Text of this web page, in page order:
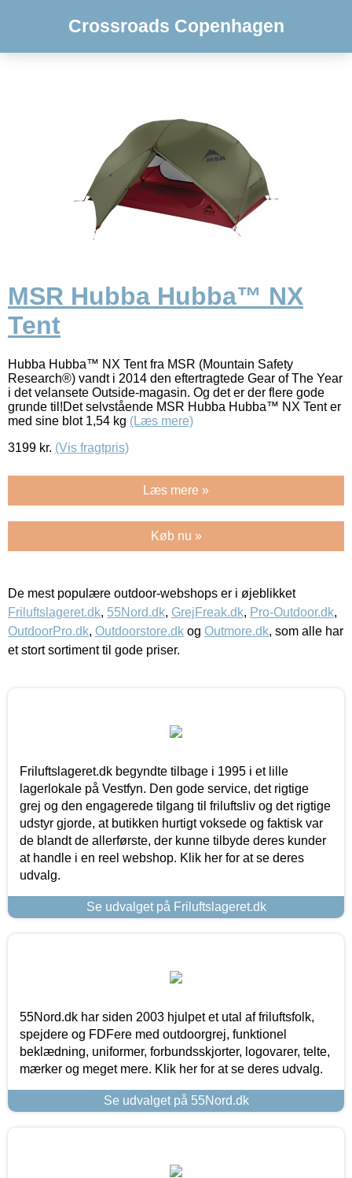
Crossroads Copenhagen
MSR Hubba Hubba™ NX
Tent
Hubba Hubba™ NX Tent fra MSR (Mountain Safety
Research®) vandt i 2014 den eftertragtede Gear of The Year
i det velansete Outside-magasin. Og det er der flere gode
grunde til!Det selvstående MSR Hubba Hubba™ NX Tent er
med sine blot 1,54 kg (Læs mere)
3199 kr. (Vis fragtpris)
Læs mere »
Køb nu »
De mest populære outdoor-webshops er i øjeblikket
Friluftslageret.dk, 55Nord.dk, GrejFreak.dk, Pro-Outdoor.dk,
OutdoorPro.dk, Outdoorstore.dk og Outmore.dk, som alle har
et stort sortiment til gode priser.
Friluftslageret.dk begyndte tilbage i 1995 i et lille
lagerlokale på Vestfyn. Den gode service, det rigtige
grej og den engagerede tilgang til friluftsliv og det rigtige
udstyr gjorde, at butikken hurtigt voksede og faktisk var
de blandt de allerførste, der kunne tilbyde deres kunder
at handle i en reel webshop. Klik her for at se deres
udvalg.
Se udvalget på Friluftslageret.dk
55Nord.dk har siden 2003 hjulpet et utal af friluftsfolk,
spejdere og FDFere med outdoorgrej, funktionel
beklædning, uniformer, forbundsskjorter, logovarer, telte,
mærker og meget mere. Klik her for at se deres udvalg.
Se udvalget på 55Nord.dk